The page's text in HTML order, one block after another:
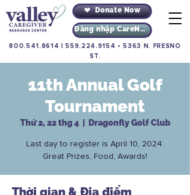
Donate Now
Đăng nhập CareNav
800.541.8614 |559.224.9154 •5363 N. FRESNO
ST.
11th Annual Golf
Tournament
Thứ 2, 22 thg 4
  |
Dragonfly Golf Club
Last day to register is April 10, 2024.
Great Prizes, Food, Awards!
Thời gian & Địa điểm